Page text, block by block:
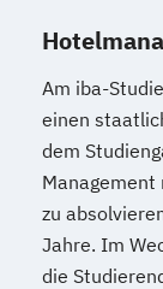
Am iba-
einen
dem
zu
Jahre. Im
die